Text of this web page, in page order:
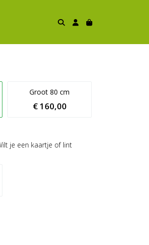
Groot 80 cm
€ 160,00
je een kaartje of lint